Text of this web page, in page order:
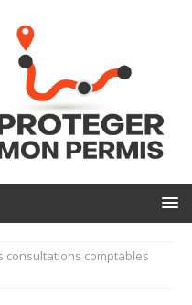
consultations comptables